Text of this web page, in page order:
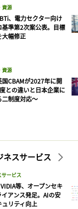
資源
、電力セクター向け
基準第2次案公表。目標
大幅修正
資源
CBAMが2027年に開
との違いと日本企業に
二制度対応〜
ネスサービス
ービス
等、オープンセキ
アンス発足。AIの安
リティ向上